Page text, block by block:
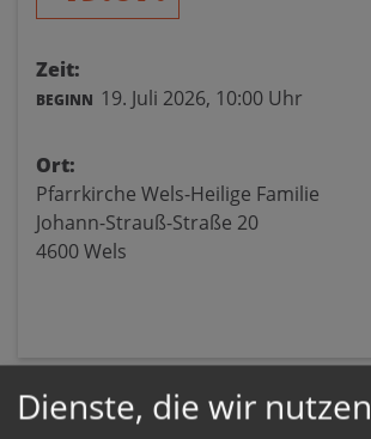
Zeit:
BEGINN 19. Juli 2026, 10:00 Uhr
Ort:
Pfarrkirche Wels-Heilige Familie
Johann-Strauß-Straße 20
4600 Wels
Dienste, die wir nutzen